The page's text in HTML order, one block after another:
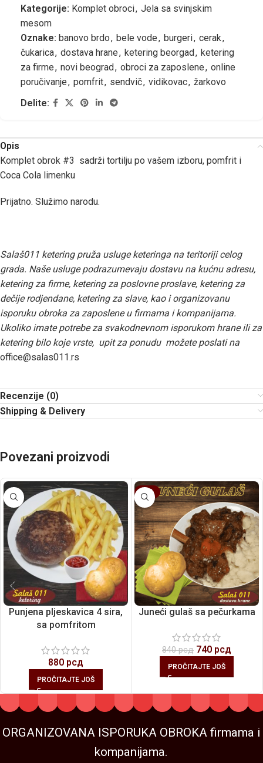
Kategorije: Komplet obroci, Jela sa svinjskim
mesom
Oznake: banovo brdo, bele vode, burgeri, cerak,
čukarica, dostava hrane, ketering beorgad, ketering
za firme, novi beograd, obroci za zaposlene, online
poručivanje, pomfrit, sendvič, vidikovac, žarkovo
Delite:
Opis
Komplet obrok #3 sadrži tortilju po vašem izboru, pomfrit i
Coca Cola limenku
Prijatno. Služimo narodu.
Salaš011 ketering pruža usluge keteringa na teritoriji celog
grada. Naše usluge podrazumevaju dostavu na kućnu adresu,
ketering za firme, ketering za poslovne proslave, ketering za
dečije rodjendane, ketering za slave, kao i organizovanu
isporuku obroka za zaposlene u firmama i kompanijama.
Ukoliko imate potrebe za svakodnevnom isporukom hrane ili za
ketering bilo koje vrste, upit za ponudu možete poslati na
office@salas011.rs
Recenzije (0)
Shipping & Delivery
Povezani proizvodi
Punjena pljeskavica 4 sira,
sa pomfritom
880 рсд
PROČITAJTE JOŠ
-12%
Juneći gulaš sa pečurkama
840рсд 740 рсд
PROČITAJTE JOŠ
ORGANIZOVANA ISPORUKA OBROKA firmama i
kompanijama.